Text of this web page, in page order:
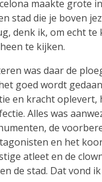
maakte grote
stad die je boven
denk ik, om echt
heen te kijken.
was daar de
goed wordt
en kracht oplevert,
Alles was
de
en het
atleet en de
de stad. Dat vond